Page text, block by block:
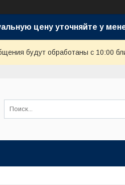
цену уточняйте у
будут обработаны с 10:00